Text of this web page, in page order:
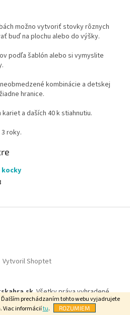
Ďalším prechádzaním tohto webu vyjadrujete
Viac informáciítu. ROZUMIEM
možno vytvoriť stovky rôznych
buď na plochu alebo do výšky.
podľa šablón alebo si vymyslite
kombinácie a detskej
hranice.
a daších 40 k stiahnutiu.
roky.
kocky
Vytvoril Shoptet
. Všetky práva vyhradené.